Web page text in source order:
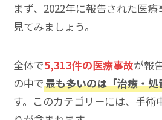
まず、2022年に報告された医
見てみましょう。
全体で5,313件の医療事故が報
の中で最も多いのは「治療・
す。このカテゴリーには、手術